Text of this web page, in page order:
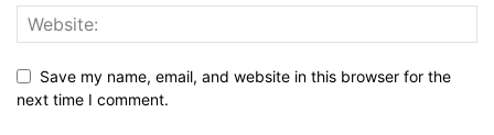
Save my name, email, and website in this browser for the
next time I comment.